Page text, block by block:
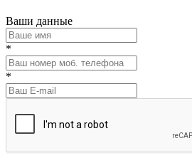
Ваши данные
*
*